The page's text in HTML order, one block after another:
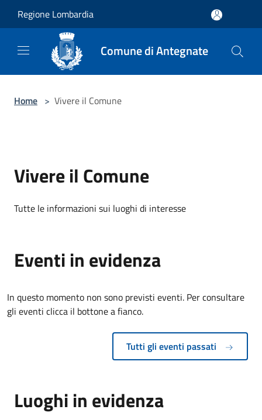
Regione Lombardia
Comune di Antegnate
Home > Vivere il Comune
Vivere il Comune
Tutte le informazioni sui luoghi di interesse
Eventi in evidenza
In questo momento non sono previsti eventi. Per consultare
gli eventi clicca il bottone a fianco.
Tutti gli eventi passati
Luoghi in evidenza